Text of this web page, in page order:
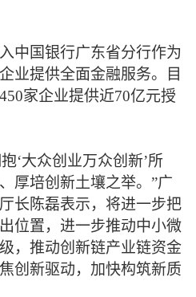
中国银行广东省分行作为
业提供全面金融服务。目
家企业提供近70亿元授
‘大众创业万众创新’所
厚培创新土壤之举。”广
长陈磊表示，将进一步把
位置，进一步推动中小微
，推动创新链产业链资金
创新驱动，加快构筑新质